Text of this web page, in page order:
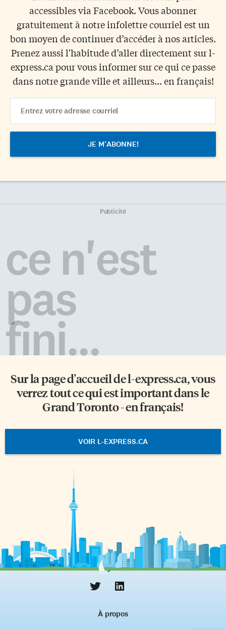
accessibles via Facebook. Vous abonner
gratuitement à notre infolettre courriel est un
bon moyen de continuer d’accéder à nos articles.
Prenez aussi l'habitude d’aller directement sur l-
express.ca pour vous informer sur ce qui ce passe
dans notre grande ville et ailleurs... en français!
Address
Publicité
ce n'est
pas
fini...
Sur la page d'accueil del-express.ca, vous
verrez tout ce qui est important dans le
Grand Toronto - en français!
VOIR L-EXPRESS.CA
À propos